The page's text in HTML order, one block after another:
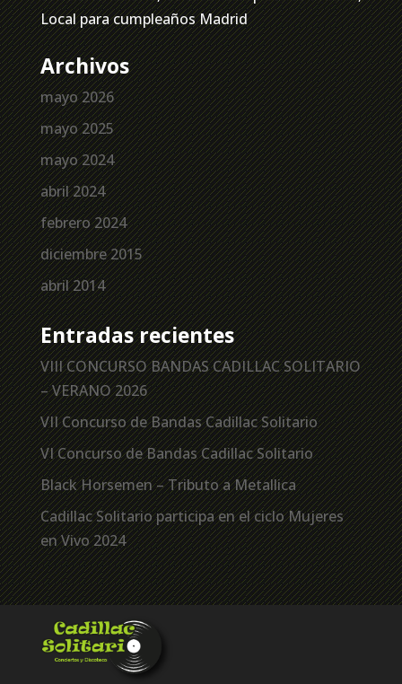
Local para cumpleaños Madrid
Archivos
mayo 2026
mayo 2025
mayo 2024
abril 2024
febrero 2024
diciembre 2015
abril 2014
Entradas recientes
VIII CONCURSO BANDAS CADILLAC SOLITARIO
– VERANO 2026
VII Concurso de Bandas Cadillac Solitario
VI Concurso de Bandas Cadillac Solitario
Black Horsemen – Tributo a Metallica
Cadillac Solitario participa en el ciclo Mujeres
en Vivo 2024